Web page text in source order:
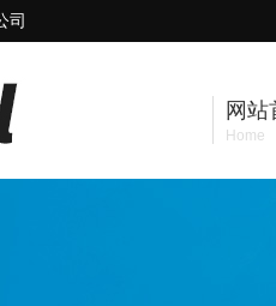
司
网站
Home